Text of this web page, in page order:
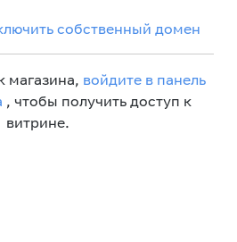
собственный домен
магазина, войдите в панель
, чтобы получить доступ к
витрине.